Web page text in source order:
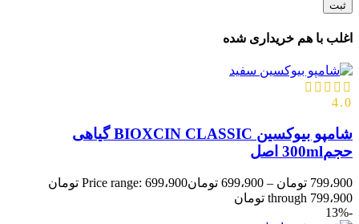
اغلب با هم خریداری شده
4.0
شامپو بیوکسین BIOXCIN CLASSIC گیاهی
حجم300ml اصل
799،900 تومان – 699،900 تومان
Price range: 699،900 تومان
through 799،900 تومان
-13%